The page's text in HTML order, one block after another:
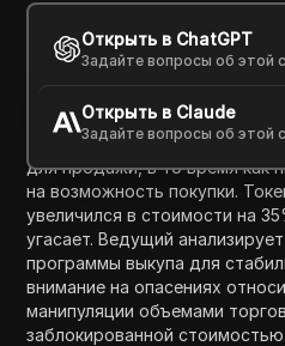
Введение в
Открыть в ChatGPT
Задайте вопросы об этой
Открыть в Claude
Задайте вопросы об этой
Видеоролик обсуждает
корреляцию между
Он предполагает, что когда
значительное внимание, его
inflation, что делает это
для продажи, в то время как
на возможность покупки.
увеличился в стоимости на
угасает. Ведущий
программы выкупа для
внимание на опасениях
манипуляции объемами
заблокированной